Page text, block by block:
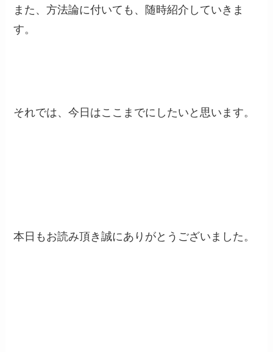
また、方法論に付いても、随時紹介していきま
す。
それでは、今日はここまでにしたいと思います。
本日もお読み頂き誠にありがとうございました。